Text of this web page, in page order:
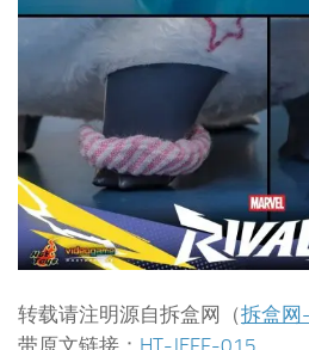
转载请注明源自拆盒网（拆盒网
带原文链接： HT-JEFF-015